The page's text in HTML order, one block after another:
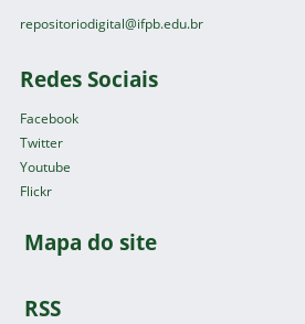
repositoriodigital@ifpb.edu.br
Redes Sociais
Facebook
Twitter
Youtube
Flickr
Mapa do site
RSS